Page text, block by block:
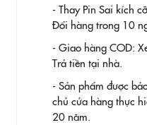
- Thay Pin Sai kích
Đổi hàng trong 10
- Giao hàng COD:
Trả tiền tại nhà.
- Sản phẩm được
chủ cửa hàng thực
20 năm.